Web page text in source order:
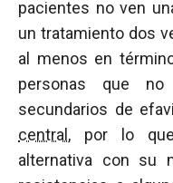
pacientes no ven
un tratamiento dos
al menos en
personas que
secundarios de
central , por lo
alternativa con su